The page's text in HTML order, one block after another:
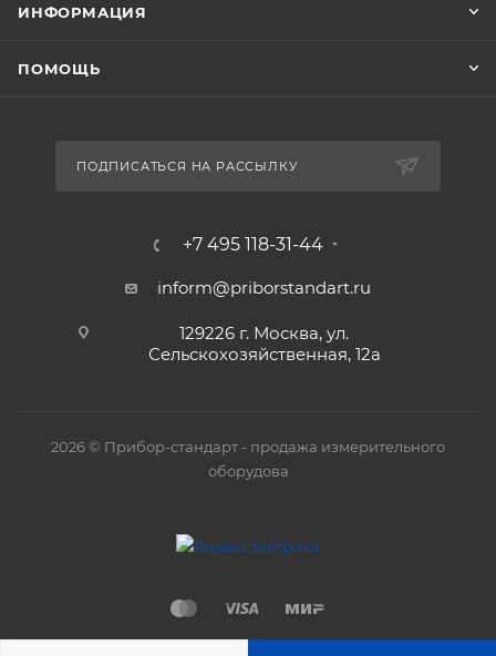
ИНФОРМАЦИЯ
ПОМОЩЬ
ПОДПИСАТЬСЯ НА РАССЫЛКУ
+7 495 118-31-44
inform@priborstandart.ru
129226 г. Москва, ул.
Сельскохозяйственная, 12а
2026 © Прибор-стандарт - продажа измерительного
оборудова